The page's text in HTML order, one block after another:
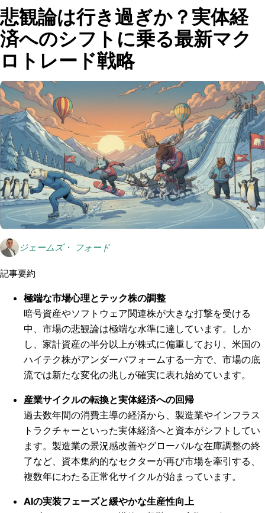
悲観論は行き過ぎか？実体経
済へのシフトに乗る最新マク
ロトレード戦略
ジェームズ・ フォード
記事要約
極端な市場心理とテック株の調整
暗号資産やソフトウェア関連株が大きな打撃を受ける
中、市場の悲観論は極端な水準に達しています。しか
し、家計資産の半分以上が株式に偏重しており、米国の
ハイテク株がアンダーパフォームする一方で、市場の底
流では新たな変化の兆しが確実に表れ始めています。
産業サイクルの転換と実体経済への回帰
過去数年間の消費主導の経済から、製造業やインフラス
トラクチャーといった実体経済へと資本がシフトしてい
ます。製造業の景況感改善やグローバルな在庫調整の終
了など、資本集約的なセクターが再び市場を牽引する、
複数年にわたる正常化サイクルが始まっています。
AIの実装フェーズと緩やかな生産性向上